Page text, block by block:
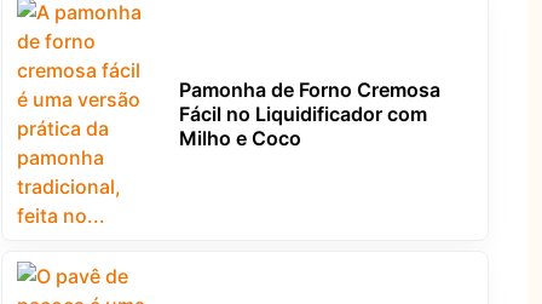
Pamonha de Forno Cremosa
Fácil no Liquidificador com
Milho e Coco